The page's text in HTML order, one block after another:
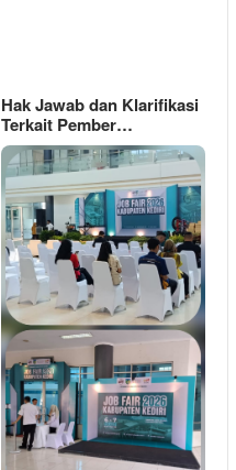
Hak Jawab dan Klarifikasi
Terkait Pember…